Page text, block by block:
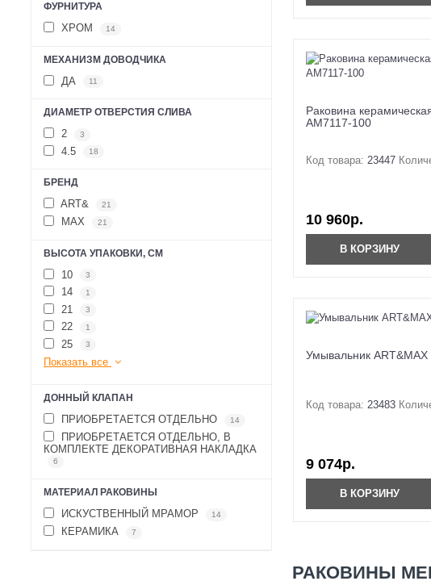
ФУРНИТУРА
ХРОМ 14
МЕХАНИЗМ ДОВОДЧИКА
ДА 11
ДИАМЕТР ОТВЕРСТИЯ СЛИВА
2 3
4.5 18
БРЕНД
ART& 21
MAX 21
ВЫСОТА УПАКОВКИ, СМ
10 3
14 1
21 3
22 1
25 3
Показать все
ДОННЫЙ КЛАПАН
ПРИОБРЕТАЕТСЯ ОТДЕЛЬНО 14
ПРИОБРЕТАЕТСЯ ОТДЕЛЬНО, В
КОМПЛЕКТЕ ДЕКОРАТИВНАЯ НАКЛАДКА
6
МАТЕРИАЛ РАКОВИНЫ
ИСКУСТВЕННЫЙ МРАМОР 14
КЕРАМИКА 7
Раковина
AM7117-100
Код товара: 23447
10 960р.
В КОРЗИНУ
Умывальник
Код товара: 23483
9 074р.
В КОРЗИНУ
РАКОВИНЫ